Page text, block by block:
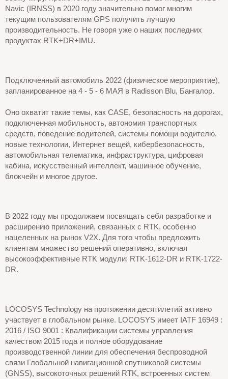
Navic (IRNSS) в 2020 году значительно помог многим
текущим пользователям GPS получить лучшую
производительность. Не говоря уже о наших последних
продуктах RTK+DR+IMU.
Подключенный автомобиль 2022 (физическое мероприятие),
запланированное на 4 - 5 - 6 МАЯ в Radisson Blu, Бангалор.
Оно охватит такие темы, как CASE, безопасность на дорогах,
подключенная мобильность, автономия транспортных
средств, поведение водителей, системы помощи водителю,
новые технологии, Интернет вещей, кибербезопасность,
автомобильная телематика, инфраструктура, цифровая
кабина, искусственный интеллект, машинное обучение,
блокчейн и многое другое.
В 2022 году мы продолжаем посвящать себя разработке и
расширению приложений, связанных с RTK, особенно
нацеленных на рынок V2X. Для того чтобы предложить
клиентам множество решений оперативно, включая
высокоэффективные RTK модули: RTK-1612-DR и RTK-1722-
DR.
LOCOSYS Technology на протяжении десятилетий активно
участвует в глобальном рынке. LOCOSYS имеет IATF 16949 :
2016 / ISO 9001 : Квалификации системы управления
качеством 2015 года и полное оборудование
производственной линии для обеспечения беспроводной
связи Глобальной навигационной спутниковой системы
(GNSS), высокоточных решений RTK, встроенных систем